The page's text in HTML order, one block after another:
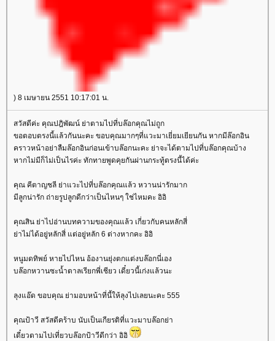
) 8 เมษายน 2551 10:17:01 น.
สวัสดีค่ะ คุณปฎิพัฒน์ ย่าตามไปที่บล๊อกคุณไม่ถูก
ขอตอบตรงนี้แล้วกันนะคะ ขอบคุณมากๆที่แวะมาเยี่ยมเยียนกัน หากมีล๊อกอิน
คราวหน้าอย่าลืมล๊อกอินก่อนเข้าบล๊อกนะคะ ย่าจะได้ตามไปที่บล๊อกคุณบ้าง
หากไม่มีก็ไม่เป็นไรค่ะ ทักทายพูดคุยกันผ่านกระทู้ตรงนี้ได้ค่ะ
คุณ คีตาญชลี ย่าแวะไปที่บล๊อกคุณแล้ว หวานน่ารักมาก
มีลูกน่ารัก ถ่ายรูปลูกดีกว่าเป็นไหนๆ ใช่ไหมคะ อิอิ
คุณสิน ย่าไปอ่านบทความของคุณแล้ว เกี่ยวกับคนหลักสี่
่าไม่ได้อยู่หลักสี่ แต่อยู่หลัก 6 ต่างหากคะ อิอิ
หนูมดทิพย์ หายไปไหน อ้องานยุ่งตกแต่งบล๊อกนี่เอง
บล๊อกหวานซะน้ำตาลเรียกพี่เชียว เดี๋ยวนี้เก่งแล้วนะ
ลุงแอ๊ด ขอบคุณ ย่ามอบหน้าที่นี้ให้ลุงไปเลยนะคะ 555
คุณป้าวี สวัสดีคร้าบ นับเป็นเกียรติที่แวะมาบล๊อกย่า
เดี๋ยวตามไปเที่ยวบล๊อกป้าวีดีกว่า อิอิ